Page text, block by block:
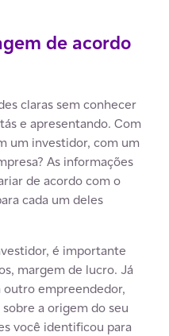
de acordo
claras sem conhecer
e apresentando. Com
um investidor, com um
As informações
de acordo com o
cada um deles
é importante
margem de lucro. Já
outro empreendedor,
a origem do seu
você identificou para